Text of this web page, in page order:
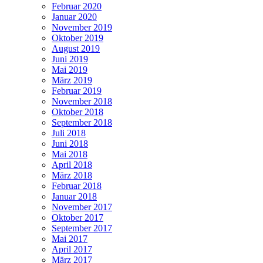
Februar 2020
Januar 2020
November 2019
Oktober 2019
August 2019
Juni 2019
Mai 2019
März 2019
Februar 2019
November 2018
Oktober 2018
September 2018
Juli 2018
Juni 2018
Mai 2018
April 2018
März 2018
Februar 2018
Januar 2018
November 2017
Oktober 2017
September 2017
Mai 2017
April 2017
März 2017